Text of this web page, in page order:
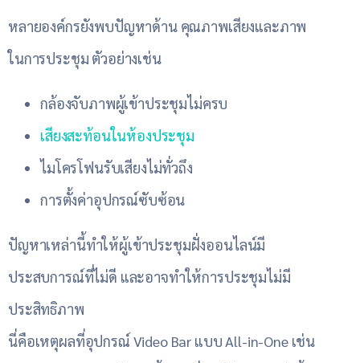
หลายองค์กรยังพบปัญหาด้าน คุณภาพเสียงและภาพ
ในการประชุม ตัวอย่างเช่น
กล้องจับภาพผู้เข้าประชุมไม่ครบ
เสียงสะท้อนในห้องประชุม
ไมโครโฟนรับเสียงไม่ทั่วถึง
การตั้งค่าอุปกรณ์ซับซ้อน
ปัญหาเหล่านี้ทำให้ผู้เข้าประชุมฝั่งออนไลน์มี
ประสบการณ์ที่ไม่ดี และอาจทำให้การประชุมไม่มี
ประสิทธิภาพ
นี่คือเหตุผลที่อุปกรณ์ Video Bar แบบ All-in-One เช่น